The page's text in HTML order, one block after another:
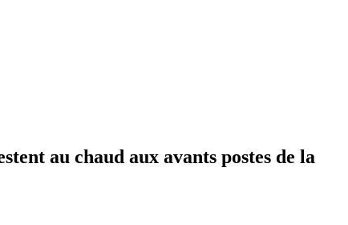
au chaud aux avants postes de la